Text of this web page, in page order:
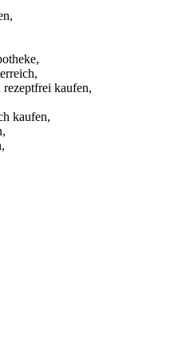
kaufen,
kaufen,